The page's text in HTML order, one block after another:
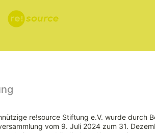
re!source Stiftung e.V. wurde durch
vom 9. Juli 2024 zum 31.